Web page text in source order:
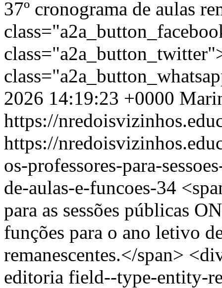
37º cronograma de aulas
2026 14:19:23 +0000
https://
https://
os-professores-para-
de-aulas-e-funcoes-34
para as sessões públicas
funções para o ano letivo
remanescentes.</span>
editoria field--type-entity-